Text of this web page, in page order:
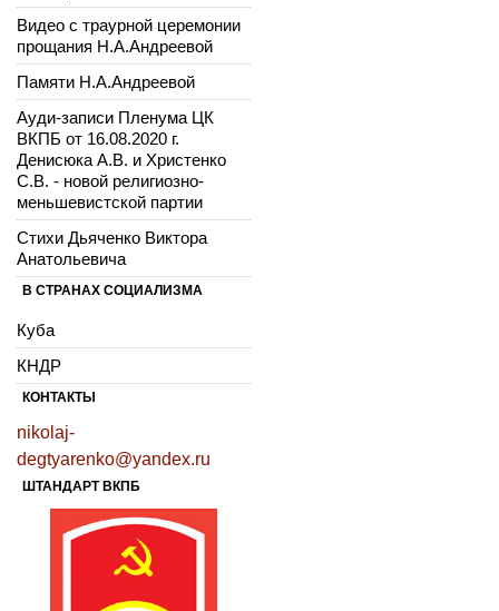
Видео с траурной церемонии
прощания Н.А.Андреевой
Памяти Н.А.Андреевой
Ауди-записи Пленума ЦК
ВКПБ от 16.08.2020 г.
Денисюка А.В. и Христенко
С.В. - новой религиозно-
меньшевистской партии
Стихи Дьяченко Виктора
Анатольевича
В СТРАНАХ СОЦИАЛИЗМА
Куба
КНДР
КОНТАКТЫ
nikolaj-
degtyarenko@yandex.ru
ШТАНДАРТ ВКПБ